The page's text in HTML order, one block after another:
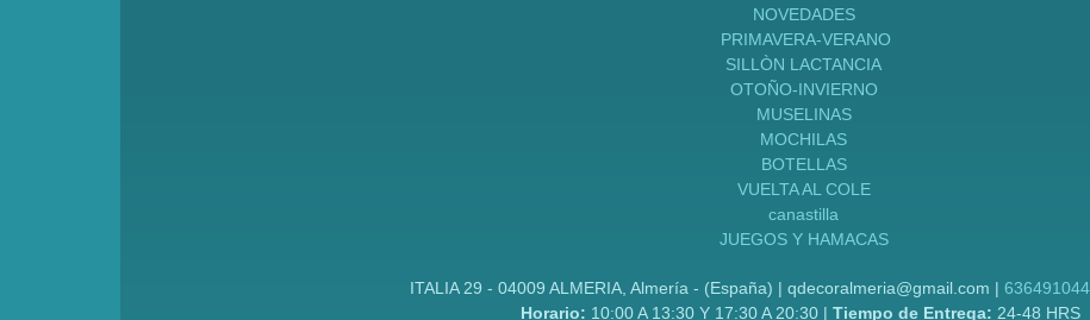
NOVEDADES
PRIMAVERA-VERANO
SILLÒN LACTANCIA
OTOÑO-INVIERNO
MUSELINAS
MOCHILAS
BOTELLAS
VUELTA AL COLE
canastilla
JUEGOS Y HAMACAS
ITALIA 29 - 04009 ALMERIA, Almería - (España) | qdecoralmeria@gmail.com |636491044
Horario: 10:00 A 13:30 Y 17:30 A 20:30 | Tiempo de Entrega: 24-48 HRS